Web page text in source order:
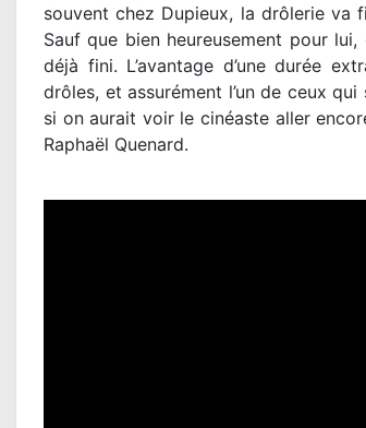
souvent chez Dupieux, la drôlerie va
Sauf que bien heureusement pour
déjà fini. L’avantage d’une durée
drôles, et assurément l’un de ceux
si on aurait voir le cinéaste aller
Raphaël Quenard.